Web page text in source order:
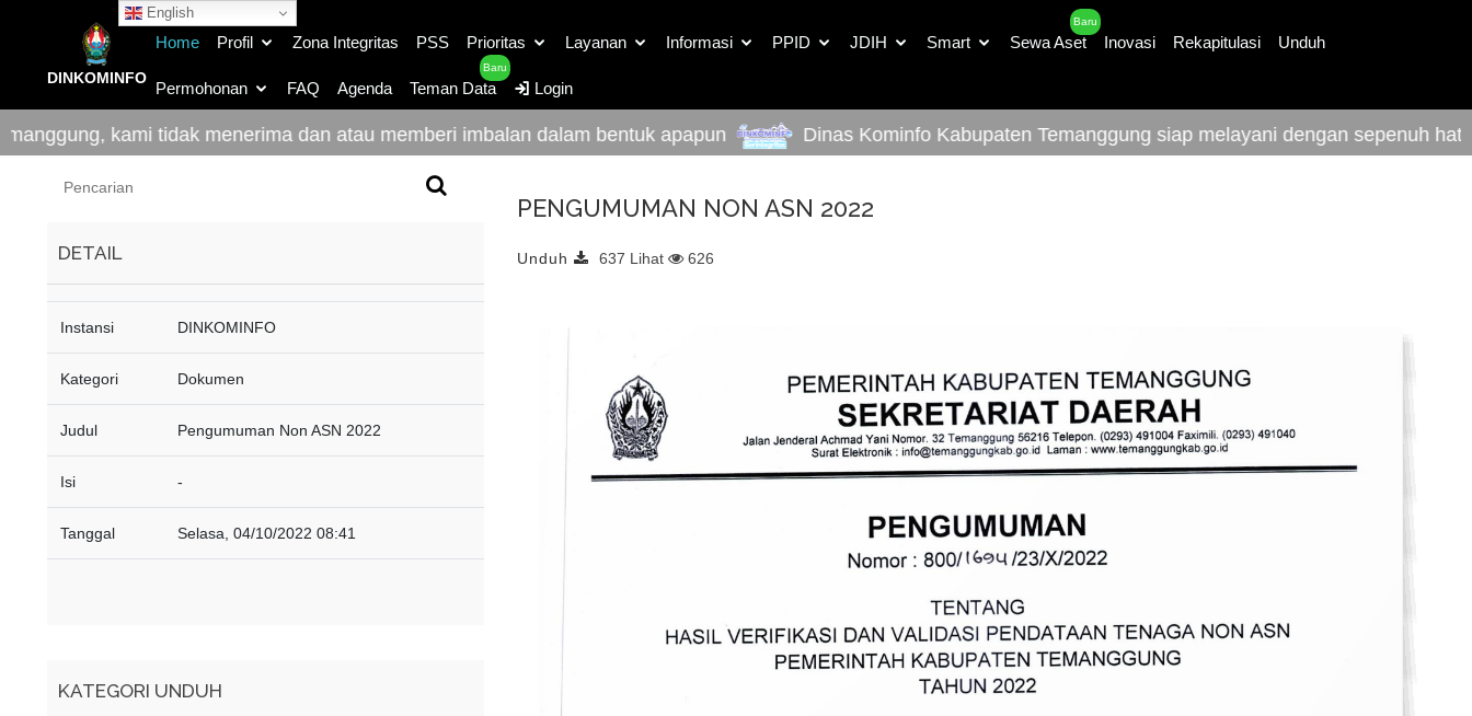
English
DINKOMINFO
Home Profil Zona Integritas PSS Prioritas Layanan Informasi PPID JDIH Smart Sewa Aset
Baru
Inovasi Rekapitulasi Unduh
Permohonan FAQ Agenda Teman Data
Baru
Login
kami tidak menerima dan atau memberi imbalan dalam bentuk apapun Dinas Kominfo Kabupaten Temanggung siap melayani dengan sepenuh hati
DETAIL
Instansi DINKOMINFO
Kategori Dokumen
Judul Pengumuman Non ASN 2022
Isi -
Tanggal Selasa, 04/10/2022 08:41
KATEGORI UNDUH
PENGUMUMAN NON ASN 2022
Unduh 637 Lihat 626